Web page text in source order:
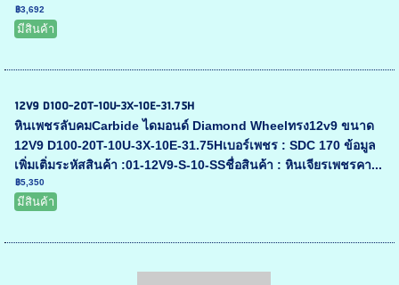
฿3,692
มีสินค้า
12V9 D100-20T-10U-3X-10E-31.75H
หินเพชรลับคมCarbide ไดมอนด์ Diamond Wheelทรง12v9 ขนาด
12V9 D100-20T-10U-3X-10E-31.75Hเบอร์เพชร : SDC 170 ข้อมูล
เพิ่มเติ่มระหัสสินค้า :01-12V9-S-10-SSชื่อสินค้า : หินเจียรเพชรคา...
฿5,350
มีสินค้า